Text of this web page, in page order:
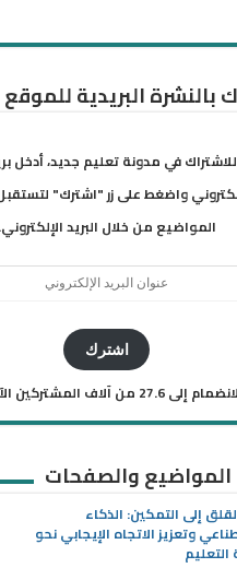
بالنشرة البريدية للموقع
للاشتراك في مدونة تعليم جديد، أدخل
واضغط على زر "اشترك"
المواضيع من خلال البريد الإلكتروني.
اشترك
إلى 27.6 من آلاف المشتركين الآخرين
المواضيع والصفحات
إلى التمكين: الذكاء
وتعزيز الاتجاه الإيجابي نحو